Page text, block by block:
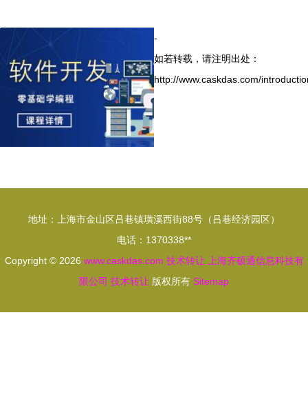
-
如若转载，请注明出处：
http://www.caskdas.com/
地址：上海市金山区吕巷镇璜溪西街88号（吕巷经济园区）
电话：1370338**
Copyright © 2026 www.caskdas.com 技术转让
上海齐硕通信息科技有
限公司 技术转让 版权所有 Sitemap